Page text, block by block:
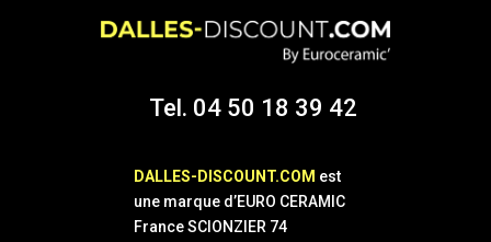
Tel. 04 50 18 39 42
DALLES-DISCOUNT.COM est
une marque d’EURO CERAMIC
France SCIONZIER 74